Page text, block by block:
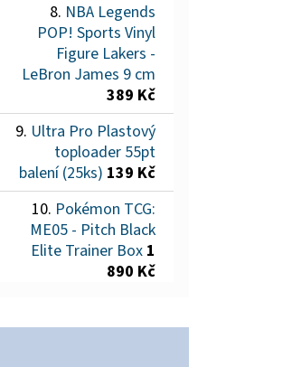
NBA Legends
POP! Sports Vinyl
Figure Lakers -
LeBron James 9 cm
389 Kč
Ultra Pro Plastový
toploader 55pt
balení (25ks) 139 Kč
Pokémon TCG:
ME05 - Pitch Black
Elite Trainer Box 1
890 Kč